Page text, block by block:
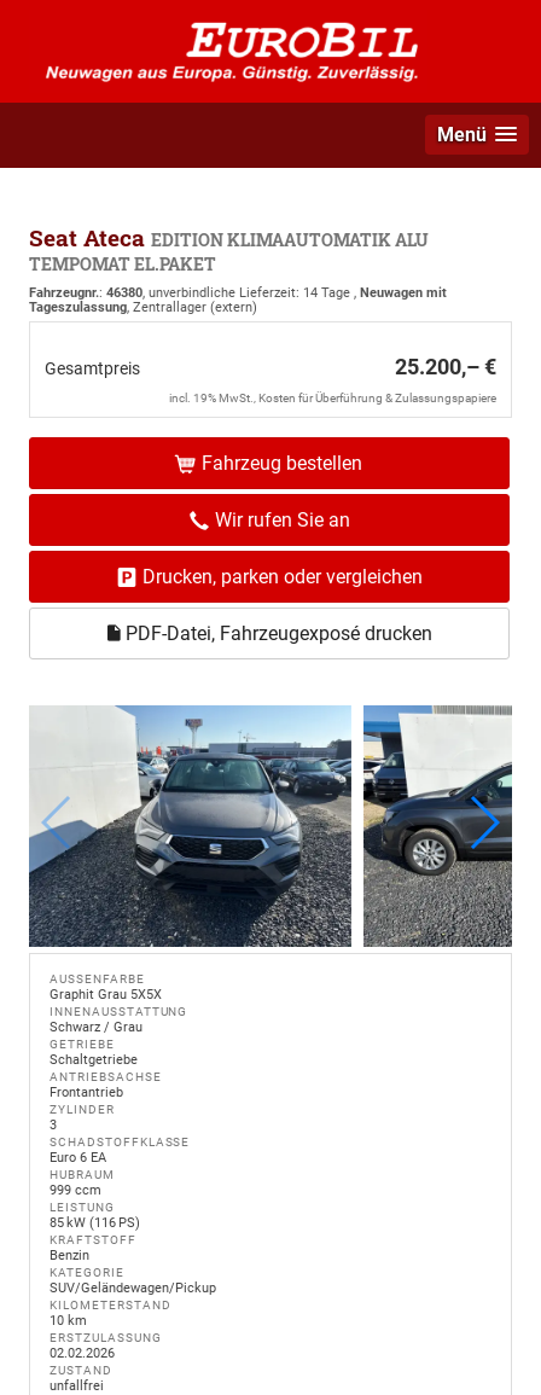
Menü
Seat Ateca EDITION KLIMAAUTOMATIK ALU
TEMPOMAT EL.PAKET
Fahrzeugnr.: 46380, unverbindliche Lieferzeit: 14 Tage , Neuwagen mit
Tageszulassung, Zentrallager (extern)
Gesamtpreis 25.200,– €
incl. 19% MwSt., Kosten für Überführung & Zulassungspapiere
Fahrzeug bestellen
Wir rufen Sie an
Drucken, parken oder vergleichen
PDF-Datei, Fahrzeugexposé drucken
AUSSENFARBE
Graphit Grau 5X5X
INNENAUSSTATTUNG
Schwarz / Grau
GETRIEBE
Schaltgetriebe
ANTRIEBSACHSE
Frontantrieb
ZYLINDER
3
SCHADSTOFFKLASSE
Euro 6 EA
HUBRAUM
999 ccm
LEISTUNG
85 kW (116 PS)
KRAFTSTOFF
Benzin
KATEGORIE
SUV/Geländewagen/Pickup
KILOMETERSTAND
10 km
ERSTZULASSUNG
02.02.2026
ZUSTAND
unfallfrei